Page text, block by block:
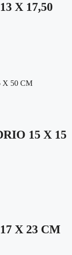
X 17,50
15 X 15
X 23 CM